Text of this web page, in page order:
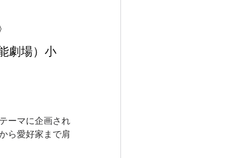
劇場）小
ーマに企画され
ら愛好家まで肩